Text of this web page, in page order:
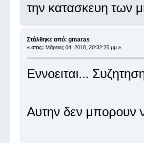
την κατασκευη των
Στάλθηκε από: gmaras
« στις: Μάρτιος 04, 2018, 20:32:25 μμ »
Εννοειται...
Αυτην δεν μπορουν